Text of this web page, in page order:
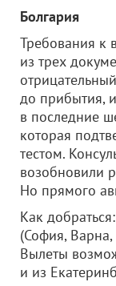
Болгария
Требования к
из трех
до прибытия,
в последние
которая
тестом.
возобновили
Но прямого
Как
(София, Варна,
Вылеты
и из